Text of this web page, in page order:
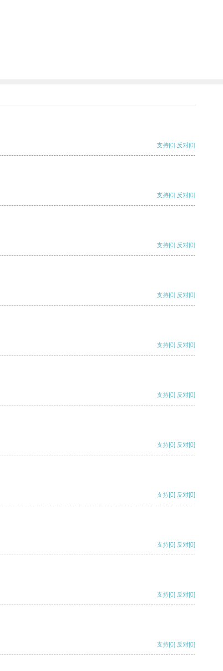
支持[0] 反对[0]
支持[0] 反对[0]
支持[0] 反对[0]
支持[0] 反对[0]
支持[0] 反对[0]
支持[0] 反对[0]
支持[0] 反对[0]
支持[0] 反对[0]
支持[0] 反对[0]
支持[0] 反对[0]
支持[0] 反对[0]